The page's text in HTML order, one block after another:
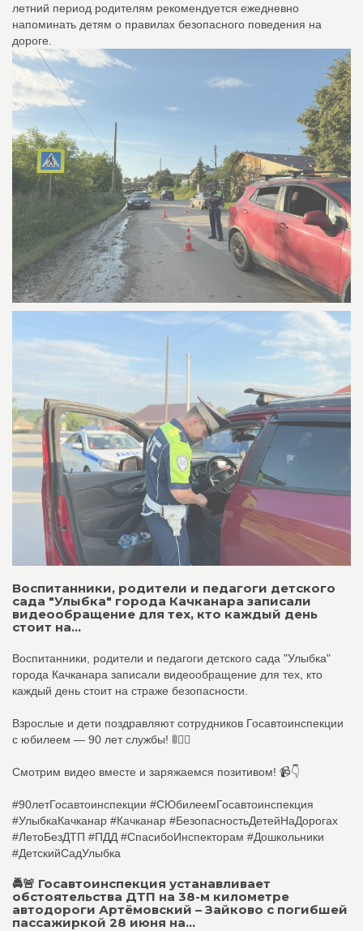
летний период родителям рекомендуется ежедневно
напоминать детям о правилах безопасного поведения на
дороге.
Воспитанники, родители и педагоги детского
сада "Улыбка" города Качканара записали
видеообращение для тех, кто каждый день
стоит на...
Воспитанники, родители и педагоги детского сада "Улыбка"
города Качканара записали видеообращение для тех, кто
каждый день стоит на страже безопасности.
Взрослые и дети поздравляют сотрудников Госавтоинспекции
с юбилеем — 90 лет службы! 🚦👮‍♂️
Смотрим видео вместе и заряжаемся позитивом! 📹👇
#90летГосавтоинспекции #СЮбилеемГосавтоинспекция
#УлыбкаКачканар #Качканар #БезопасностьДетейНаДорогах
#ЛетоБезДТП #ПДД #СпасибоИнспекторам #Дошкольники
#ДетскийСадУлыбка
🚔🚨 Госавтоинспекция устанавливает
обстоятельства ДТП на 38-м километре
автодороги Артёмовский – Зайково с погибшей
пассажиркой 28 июня на...